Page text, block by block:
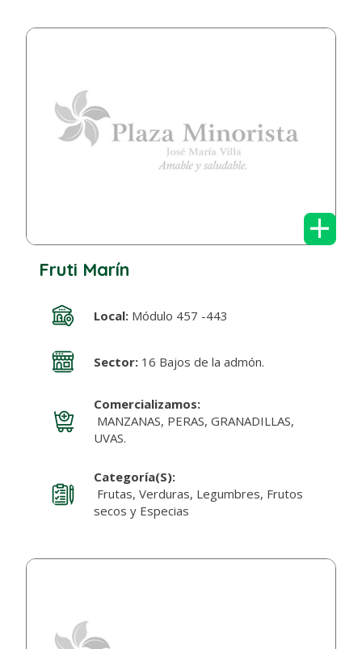
+
Fruti Marín
Local:Módulo 457 -443
Sector:16 Bajos de la admón.
Comercializamos:
MANZANAS, PERAS, GRANADILLAS,
UVAS.
Categoría(s):
Frutas, Verduras, Legumbres, Frutos
secos y Especias